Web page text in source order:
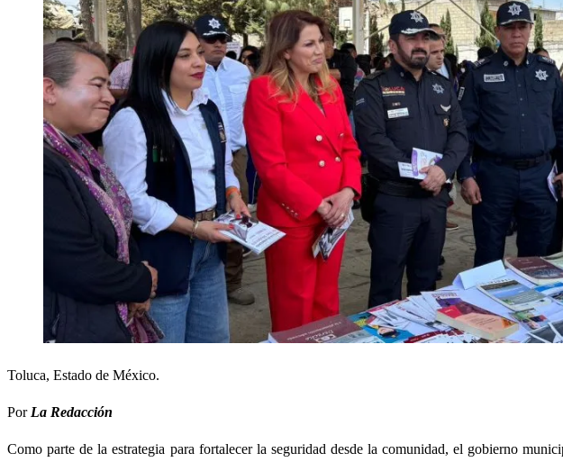
Toluca, Estado de México.
Por La Redacción
Como parte de la estrategia para fortalecer la seguridad desde la comunidad, el gobierno